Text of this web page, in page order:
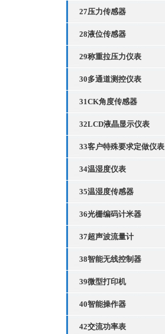
27压力传感器
28液位传感器
29称重拉压力仪表
30多通道测控仪表
31CK角度传感器
32LCD液晶显示仪表
33客户特殊要求定做仪表
34温湿度仪表
35温湿度传感器
36光栅编码计米器
37超声波流量计
38智能无线控制器
39微型打印机
40智能操作器
42交流功率表